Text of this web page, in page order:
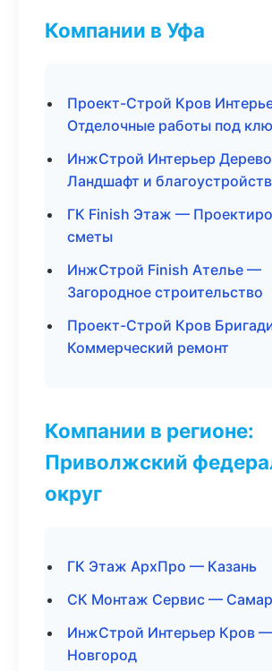
Компании в Уфа
Проект-Строй Кров
Отделочные работы под
ИнжСтрой Интерьер
Ландшафт и
ГК Finish Этаж —
сметы
ИнжСтрой Finish Ателье —
Загородное строительство
Проект-Строй Кров
Коммерческий ремонт
Компании в регионе:
Приволжский
округ
ГК Этаж АрхПро — Казань
СК Монтаж Сервис —
ИнжСтрой Интерьер Кров
Новгород